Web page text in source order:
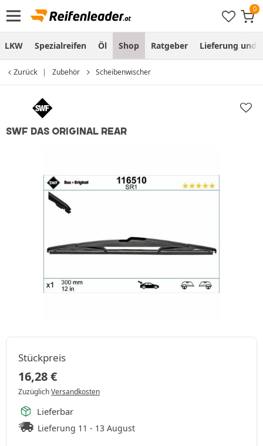
LKW Spezialreifen Öl Shop Ratgeber Lieferung und
Zurück Zubehör Scheibenwischer
SWF DAS ORIGINAL REAR
Stückpreis
16,28€
ZuzüglichVersandkosten
Lieferbar
Lieferung 11 - 13 August